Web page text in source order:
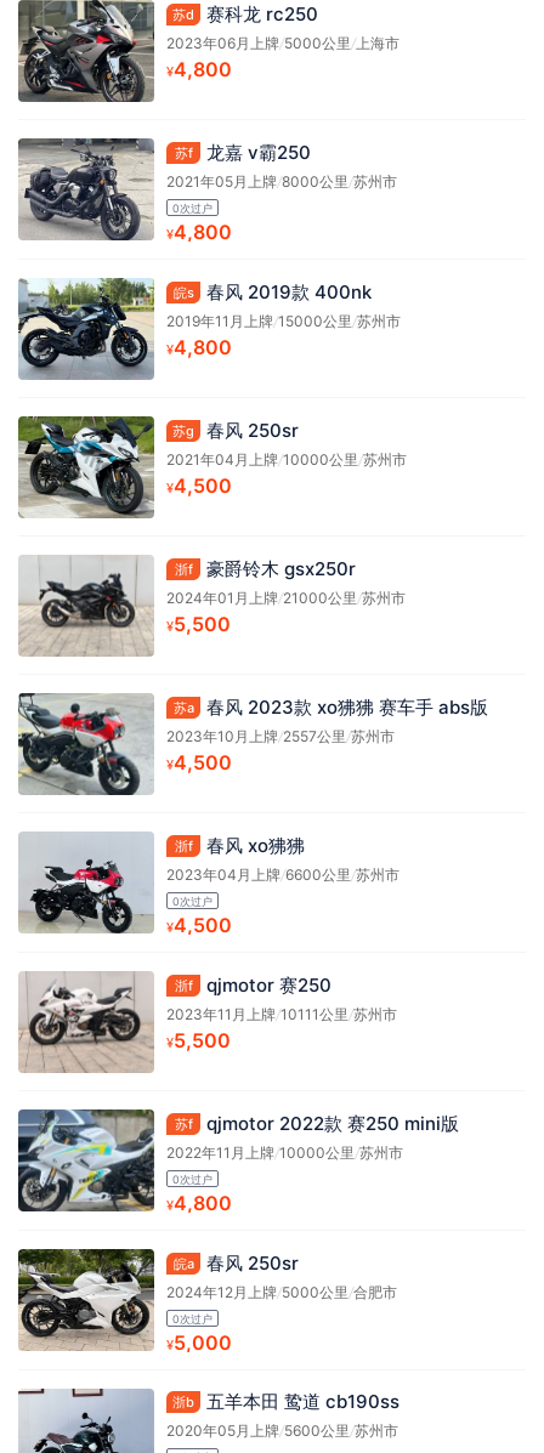
苏d 赛科龙 rc250
2023年06月上牌/5000公里 /上海市
¥4,800
苏f 龙嘉 v霸250
2021年05月上牌/8000公里 /苏州市
0次过户
¥4,800
皖s 春风 2019款 400nk
2019年11月上牌/15000公里 /苏州市
¥4,800
苏g 春风 250sr
2021年04月上牌/10000公里 /苏州市
¥4,500
浙f 豪爵铃木 gsx250r
2024年01月上牌/21000公里 /苏州市
¥5,500
苏a 春风 2023款 xo狒狒 赛车手 abs版
2023年10月上牌/2557公里 /苏州市
¥4,500
浙f 春风 xo狒狒
2023年04月上牌/6600公里 /苏州市
0次过户
¥4,500
浙f qjmotor 赛250
2023年11月上牌/10111公里 /苏州市
¥5,500
苏f qjmotor 2022款 赛250 mini版
2022年11月上牌/10000公里 /苏州市
0次过户
¥4,800
皖a 春风 250sr
2024年12月上牌/5000公里 /合肥市
0次过户
¥5,000
浙b 五羊本田 鸷道 cb190ss
2020年05月上牌/5600公里/苏州市